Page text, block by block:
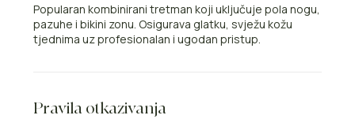
Popularan kombinirani tretman koji uključuje pola nogu,
pazuhe i bikini zonu. Osigurava glatku, svježu kožu
tjednima uz profesionalan i ugodan pristup.
Pravila otkazivanja